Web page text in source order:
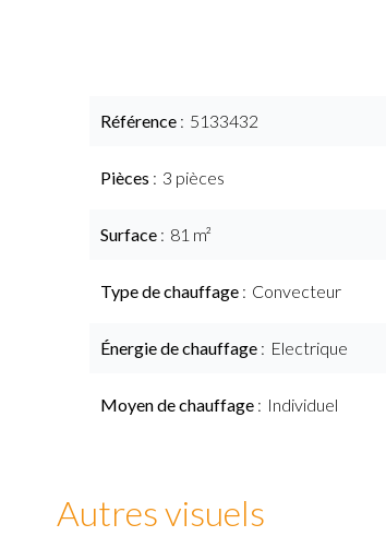
Référence 5133432
Pièces 3 pièces
Surface 81 m²
Type de chauffage Convecteur
Énergie de chauffage Electrique
Moyen de chauffage Individuel
Autres visuels